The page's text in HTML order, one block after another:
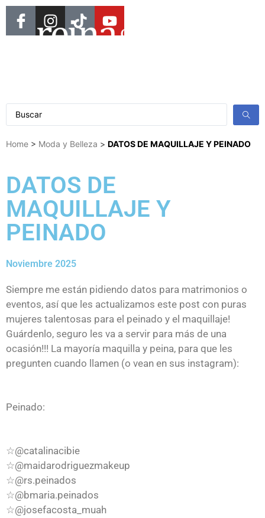
Home > Moda y Belleza > DATOS DE MAQUILLAJE Y PEINADO
DATOS DE
MAQUILLAJE Y
PEINADO
Noviembre 2025
Siempre me están pidiendo datos para matrimonios o
eventos, así que les actualizamos este post con puras
mujeres talentosas para el peinado y el maquillaje!
Guárdenlo, seguro les va a servir para más de una
ocasión!!! La mayoría maquilla y peina, para que les
pregunten cuando llamen (o vean en sus instagram):
Peinado:
☆@catalinacibie
☆@maidarodriguezmakeup
☆@rs.peinados
☆@bmaria.peinados
☆@josefacosta_muah